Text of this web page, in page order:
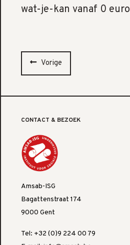
wat-je-kan vanaf 0 euro
Vorige
CONTACT & BEZOEK
Amsab-ISG
Bagattenstraat 174
9000 Gent
Tel: +32 (0)9 224 00 79